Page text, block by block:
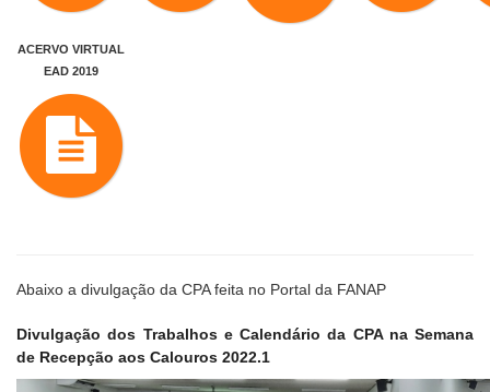
ACERVO VIRTUAL
EAD 2019
Abaixo a divulgação da CPA feita no Portal da FANAP
Divulgação dos Trabalhos e Calendário da CPA na Semana
de Recepção aos Calouros 2022.1